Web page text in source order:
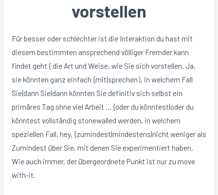
vorstellen
Für besser oder schlechter ist die Interaktion du hast mit
diesem bestimmten ansprechend völliger Fremder kann
findet geht { die Art und Weise, wie Sie sich vorstellen. Ja,
sie könnten ganz einfach {mit|sprechen |, in welchem ​​Fall
Sie|dann Sie|dann könnten Sie definitiv sich selbst ein
primäres Tag ohne viel Arbeit … {oder du könntest|oder du
könntest vollständig stonewalled werden, in welchem ​​
speziellen Fall, hey, {zumindest|mindestens|nicht weniger als
Zumindest über Sie, mit denen Sie experimentiert haben.
Wie auch immer, der übergeordnete Punkt ist nur zu move
with-it.